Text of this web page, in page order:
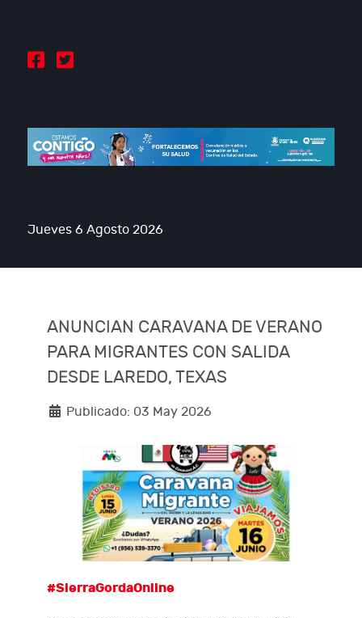
Jueves 6 Agosto 2026
ANUNCIAN CARAVANA DE VERANO
PARA MIGRANTES CON SALIDA
DESDE LAREDO, TEXAS
Publicado: 03 May 2026
#SierraGordaOnline